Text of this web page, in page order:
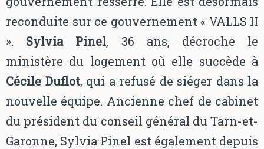
reconduite sur ce gouvernement « VALLS II
». Sylvia Pinel, 36 ans, décroche le
ministère du logement où elle succède à
Cécile Duflot, qui a refusé de siéger dans la
nouvelle équipe. Ancienne chef de cabinet
du président du conseil général du Tarn-et-
Garonne, Sylvia Pinel est également depuis